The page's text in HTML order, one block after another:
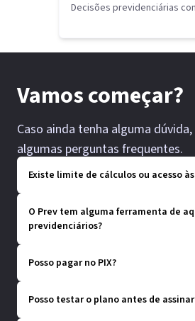
Decisões previdenciárias
Vamos começar?
Caso ainda tenha alguma
algumas perguntas frequentes.
Existe limite de cálculos ou acesso
O Prev tem alguma ferramenta de
previdenciários?
Posso pagar no PIX?
Posso testar o plano antes de